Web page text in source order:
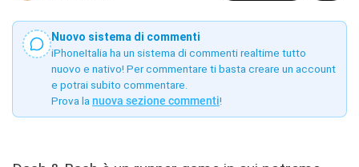
Nuovo sistema di commenti
iPhoneItalia ha un sistema di commenti realtime tutto
nuovo e nativo! Per commentare ti basta creare un account
e potrai subito commentare.
Prova la nuova sezione commenti!